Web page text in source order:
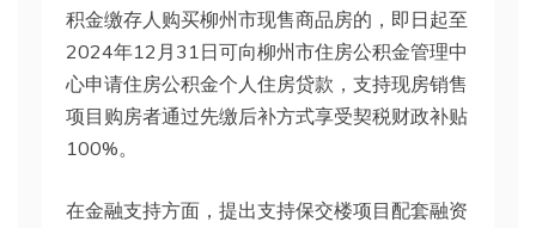
积金缴存人购买柳州市现售商品房的，即日起至
2024年12月31日可向柳州市住房公积金管理中
心申请住房公积金个人住房贷款，支持现房销售
项目购房者通过先缴后补方式享受契税财政补贴
100%。
在金融支持方面，提出支持保交楼项目配套融资